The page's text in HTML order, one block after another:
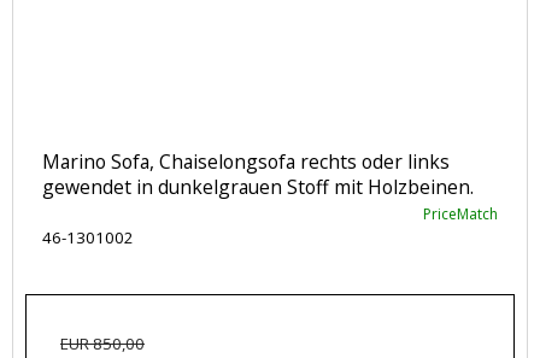
Marino Sofa, Chaiselongsofa rechts oder links
gewendet in dunkelgrauen Stoff mit Holzbeinen.
PriceMatch
46-1301002
EUR 850,00